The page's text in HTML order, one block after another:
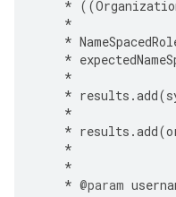
* ((
*
*
*
*
* results .add(
*
* results .add(
*
*
* @param